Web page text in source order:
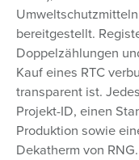
bereitgestellt.
Doppelzählungen
Kauf eines RTC
transparent ist.
Projekt-ID, einen
Produktion sowie
Dekatherm von RNG.